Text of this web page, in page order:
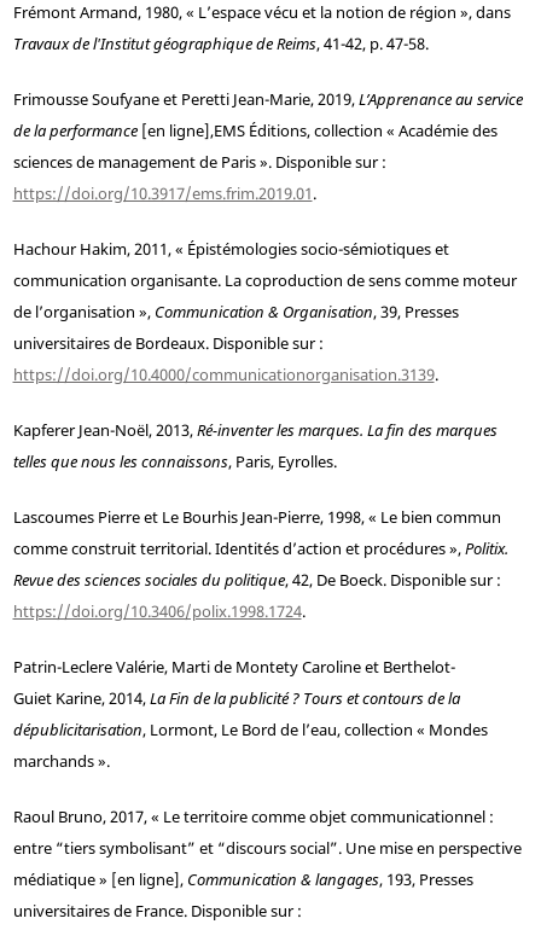
FrémontArmand, 1980, « L’espace vécu et la notion de région », dans
Travaux de l'Institut géographique de Reims, 41-42, p. 47-58.
FrimousseSoufyane et PerettiJean-Marie, 2019,L’Apprenance au service
de la performance[en ligne],EMS Éditions, collection « Académie des
sciences de management de Paris ». Disponible sur :
https://doi.org/10.3917/ems.frim.2019.01.
HachourHakim, 2011, « Épistémologies socio-sémiotiques et
communication organisante. La coproduction de sens comme moteur
de l’organisation », Communication & Organisation, 39, Presses
universitaires de Bordeaux. Disponible sur :
https://doi.org/10.4000/communicationorganisation.3139.
KapfererJean-Noël, 2013,Ré-inventer les marques. La fin des marques
telles que nous les connaissons, Paris, Eyrolles.
LascoumesPierre etLe BourhisJean-Pierre, 1998, « Le bien commun
comme construit territorial. Identités d’action et procédures »,Politix.
Revue des sciences sociales du politique, 42, De Boeck. Disponible sur :
https://doi.org/10.3406/polix.1998.1724.
Patrin-LeclereValérie, Marti de MontetyCaroline et Berthelot-
GuietKarine, 2014,La Fin de la publicité ? Tours et contours de la
dépublicitarisation, Lormont, Le Bord de l’eau, collection « Mondes
marchands ».
RaoulBruno, 2017, « Le territoire comme objet communicationnel :
entre “tiers symbolisant” et “discours social”. Une mise en perspective
médiatique » [en ligne], Communication & langages, 193, Presses
universitaires de France. Disponible sur :